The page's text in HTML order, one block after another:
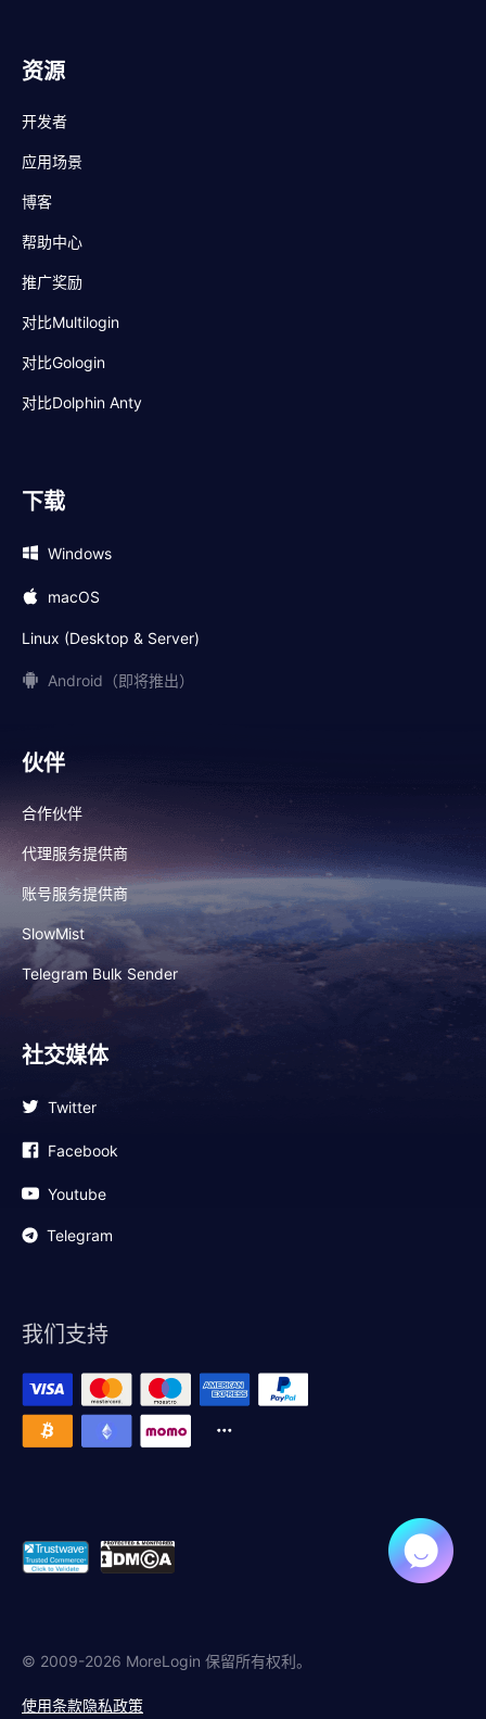
资源
开发者
应用场景
博客
帮助中心
推广奖励
对比Multilogin
对比Gologin
对比Dolphin Anty
下载
Windows
macOS
Linux (Desktop & Server)
Android（即将推出）
伙伴
合作伙伴
代理服务提供商
账号服务提供商
SlowMist
Telegram Bulk Sender
社交媒体
Twitter
Facebook
Youtube
Telegram
我们支持
© 2009-2026 MoreLogin 保留所有权利。
使用条款隐私政策